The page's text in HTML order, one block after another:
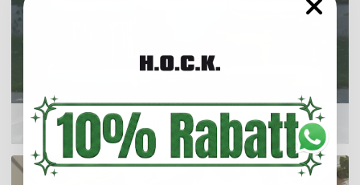
Outdoor Kissen